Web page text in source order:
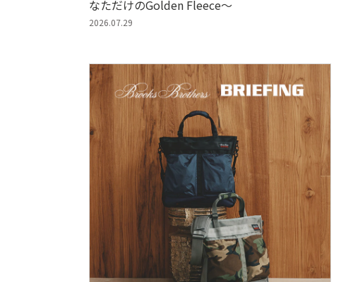
なただけのGolden Fleece～
2026.07.29